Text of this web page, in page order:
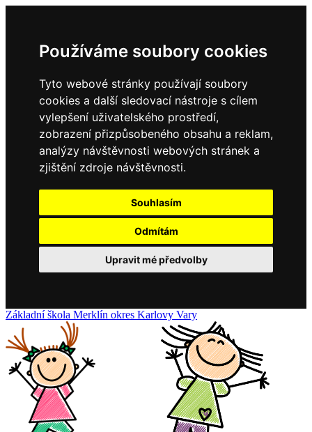
Používáme soubory cookies
Tyto webové stránky používají soubory
cookies a další sledovací nástroje s cílem
vylepšení uživatelského prostředí,
zobrazení přizpůsobeného obsahu a reklam,
analýzy návštěvnosti webových stránek a
zjištění zdroje návštěvnosti.
Souhlasím
Odmítám
Upravit mé předvolby
Základníškola Merklín okres Karlovy Vary